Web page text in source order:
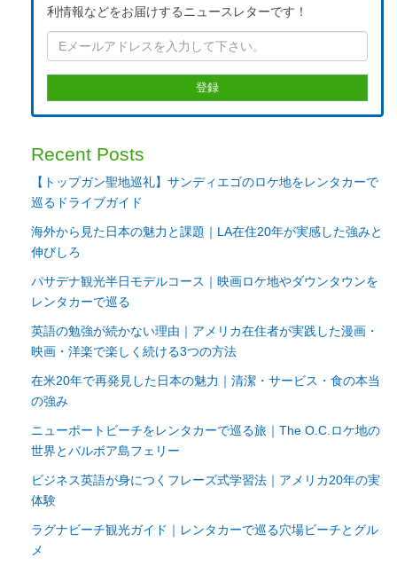
利情報などをお届けするニュースレターです！
Recent Posts
【トップガン聖地巡礼】サンディエゴのロケ地をレンタカーで
巡るドライブガイド
海外から見た日本の魅力と課題｜LA在住20年が実感した強みと
伸びしろ
パサデナ観光半日モデルコース｜映画ロケ地やダウンタウンを
レンタカーで巡る
英語の勉強が続かない理由｜アメリカ在住者が実践した漫画・
映画・洋楽で楽しく続ける3つの方法
在米20年で再発見した日本の魅力｜清潔・サービス・食の本当
の強み
ニューポートビーチをレンタカーで巡る旅｜The O.C.ロケ地の
世界とバルボア島フェリー
ビジネス英語が身につくフレーズ式学習法｜アメリカ20年の実
体験
ラグナビーチ観光ガイド｜レンタカーで巡る穴場ビーチとグル
メ